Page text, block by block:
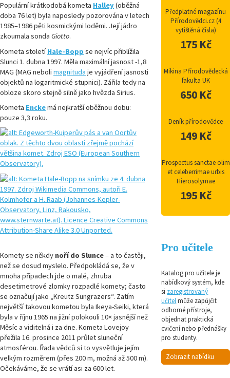
Populární krátkodobá kometa Halley(oběžná
doba 76 let) byla naposledy pozorována v letech
1985–1986 pěti kosmickými loděmi. Její jádro
zkoumala sonda Giotto.
Kometa stoletíHale-Bopp se nejvíc přiblížila
Slunci 1. dubna 1997. Měla maximální jasnost -1,8
MAG (MAG neboli magnituda je vyjádření jasnosti
objektů na logaritmické stupnici). Zářila tedy na
obloze skoro stejně silně jako hvězda Sirius.
Kometa Enckemá nejkratší oběžnou dobu:
pouze 3,3 roku.
Komety se někdy noří do Slunce– a to častěji,
než se dosud myslelo. Předpokládá se, že v
mnoha případech jde o malé, zhruba
desetimetrové zlomky rozpadlé komety; často
se označují jako „Kreutz Sungrazers“. Zatím
největší takovou kometou byla Ikeya-Seiki, která
byla v říjnu 1965 na jižní polokouli 10× jasnější než
Měsíc a viditelná i za dne. Kometa Lovejoy
přežila 16. prosince 2011 průlet sluneční
atmosférou. Řada vědců si to vysvětluje jejím
velkým rozměrem (přes 200 m, možná až 500 m).
Očekáváme, že se vrátí asi za 600 let.
Předplatné magazínu
Přírodovědci.cz (4
vytištěná čísla)
175 Kč
Mikina Přírodovědecká
fakulta UK
650 Kč
Deník přírodovědce
149 Kč
Prospectus sanctae olim
et celeberrimae urbis
Hierosolymae
195 Kč
Pro učitele
Katalog pro učitele je
nabídkový systém, kde
si zaregistrovaný
učitelmůže zapůjčit
odborné přístroje,
objednat praktická
cvičení nebo přednášky
pro studenty.
Zobrazit nabídku